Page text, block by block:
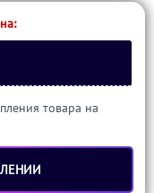
товара на